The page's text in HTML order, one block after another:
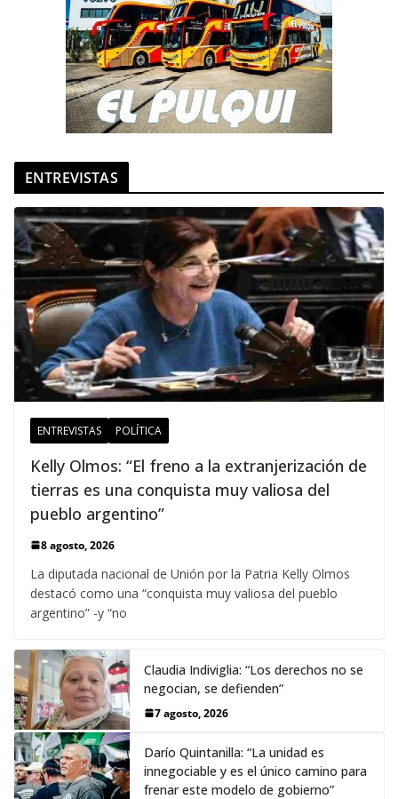
ENTREVISTAS
ENTREVISTAS POLÍTICA
Kelly Olmos: “El freno a la extranjerización de
tierras es una conquista muy valiosa del
pueblo argentino”
8 agosto, 2026
La diputada nacional de Unión por la Patria Kelly Olmos
destacó como una “conquista muy valiosa del pueblo
argentino” -y “no
Claudia Indiviglia: “Los derechos no se
negocian, se defienden”
7 agosto, 2026
Darío Quintanilla: “La unidad es
innegociable y es el único camino para
frenar este modelo de gobierno”